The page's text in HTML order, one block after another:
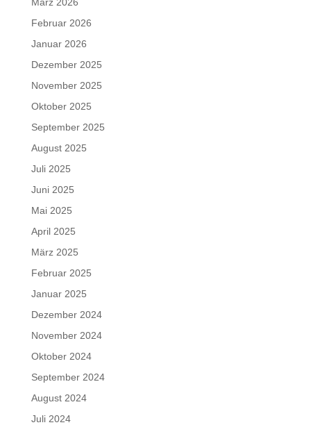
Februar 2026
Januar 2026
Dezember 2025
November 2025
Oktober 2025
September 2025
August 2025
Juli 2025
Juni 2025
Mai 2025
April 2025
März 2025
Februar 2025
Januar 2025
Dezember 2024
November 2024
Oktober 2024
September 2024
August 2024
Juli 2024